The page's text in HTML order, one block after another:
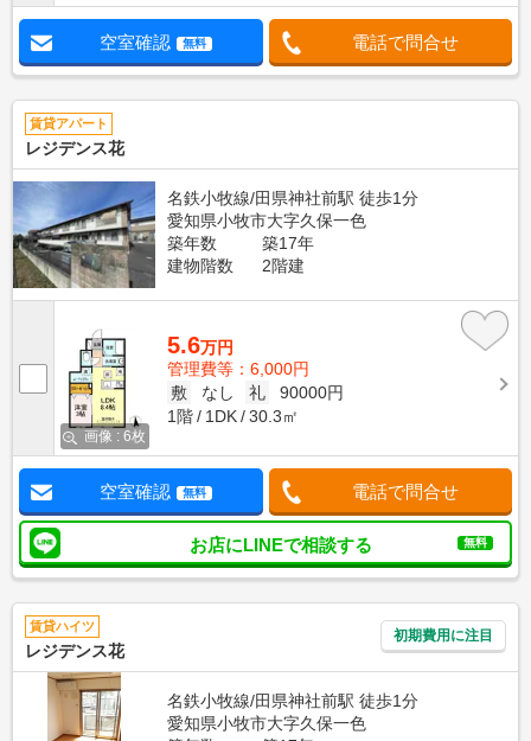
空室確認 無料 電話で問合せ
賃貸アパート
レジデンス花
名鉄小牧線/田県神社前駅 徒歩1分
愛知県小牧市大字久保一色
築年数
築17年
建物階数
2階建
画像 : 6枚
5.6万円
管理費等：6,000円
敷
なし 礼
90000円
1階
1DK 30.3㎡
空室確認 無料 電話で問合せ
お店にLINEで相談する 無料
賃貸ハイツ
レジデンス花
初期費用に注目
名鉄小牧線/田県神社前駅 徒歩1分
愛知県小牧市大字久保一色